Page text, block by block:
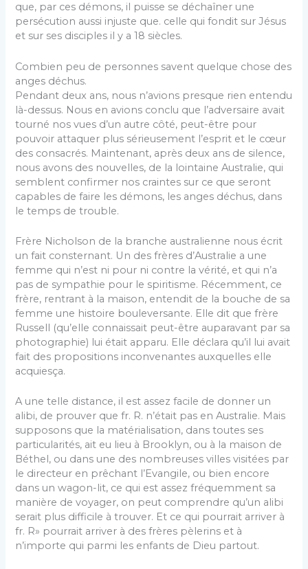
que, par ces démons, il puisse se déchaîner une
persécution aussi injuste que. celle qui fondit sur Jésus
et sur ses disciples il y a 18 siècles.
Combien peu de personnes savent quelque chose des
anges déchus.
Pendant deux ans, nous n’avions presque rien entendu
là-dessus. Nous en avions conclu que l’adversaire avait
tourné nos vues d’un autre côté, peut-être pour
pouvoir attaquer plus sérieusement l’esprit et le cœur
des consacrés. Maintenant, après deux ans de silence,
nous avons des nouvelles, de la lointaine Australie, qui
semblent confirmer nos craintes sur ce que seront
capables de faire les démons, les anges déchus, dans
le temps de trouble.
Frère Nicholson de la branche australienne nous écrit
un fait consternant. Un des frères d’Australie a une
femme qui n’est ni pour ni contre la vérité, et qui n’a
pas de sympathie pour le spiritisme. Récemment, ce
frère, rentrant à la maison, entendit de la bouche de sa
femme une histoire bouleversante. Elle dit que frère
Russell (qu’elle connaissait peut-être au­paravant par sa
photographie) lui était apparu. Elle déclara qu’il lui avait
fait des propositions inconvenantes auxquelles elle
acquiesça.
A une telle distance, il est assez facile de donner un
alibi, de prouver que fr. R. n’était pas en Australie. Mais
sup­posons que la matérialisation, dans toutes ses
particularités, ait eu lieu à Brooklyn, ou à la maison de
Béthel, ou dans une des nombreuses villes visitées par
le directeur en prêchant l’Evangile, ou bien encore
dans un wagon-lit, ce qui est assez fréquemment sa
manière de voyager, on peut comprendre qu’un alibi
serait plus difficile à trouver. Et ce qui pourrait arriver à
fr. R» pourrait arriver à des frères pèlerins et à
n’importe qui parmi les enfants de Dieu partout.